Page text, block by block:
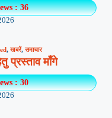
: 36
,खबरें,समाचार
प्रस्ताव माँगे
: 30